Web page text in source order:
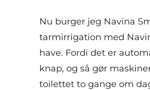
Nu burger jeg Navina
tarmirrigation med
have. Fordi det er
knap, og så gør
toilettet to gange om